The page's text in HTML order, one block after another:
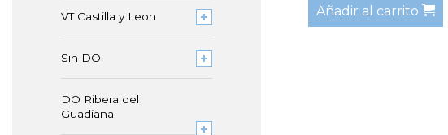
VT Castilla y Leon
Sin DO
DO Ribera del
Guadiana
Añadir al carrito